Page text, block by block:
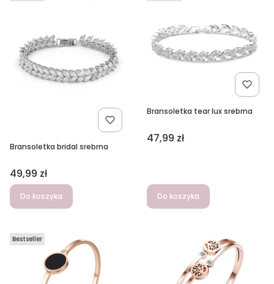
Bransoletka bridal srebrna
Cena
49,99 zł
Do koszyka
Bransoletka tear lux srebrna
Cena
47,99 zł
Do koszyka
Bestseller